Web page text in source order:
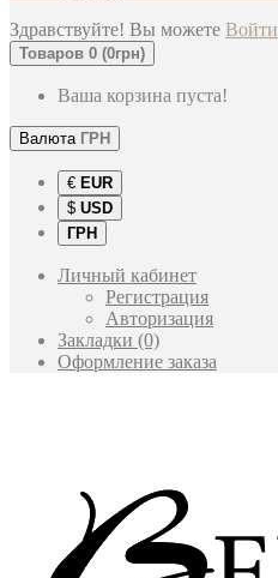
Здравствуйте! Вы можете Войти
Товаров 0 (0грн)
Ваша корзина пуста!
Валюта ГРН
€ EUR
$ USD
ГРН
Личный кабинет
Регистрация
Авторизация
Закладки (0)
Оформление заказа